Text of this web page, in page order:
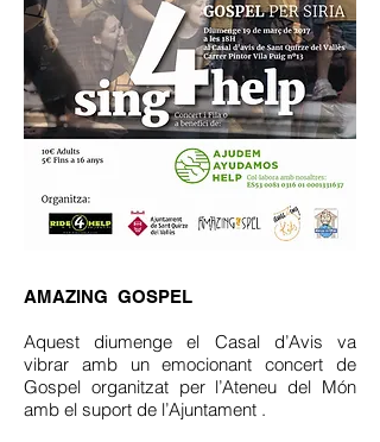
.
AMAZING GOSPEL
Aquest diumenge el Casal d’Avis va
vibrar amb un emocionant concert de
Gospel organitzat per l’Ateneu del Món
amb el suport de l’Ajuntament .